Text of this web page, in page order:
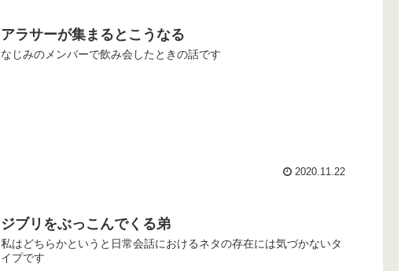
アラサーが集まるとこうなる
なじみのメンバーで飲み会したときの話です
2020.11.22
ジブリをぶっこんでくる弟
私はどちらかというと日常会話におけるネタの存在には気づかないタ
イプです